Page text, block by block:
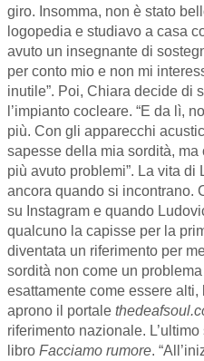
giro. Insomma, non è stato
logopedia e studiavo a casa
avuto un insegnante di
per conto mio e non mi
inutile”. Poi, Chiara decide di
l’impianto cocleare. “E da lì,
più. Con gli apparecchi
sapesse della mia sordità, ma
più avuto problemi”. La vita
ancora quando si incontrano.
su Instagram e quando
qualcuno la capisse per la
diventata un riferimento per
sordità non come un
esattamente come essere
aprono il portale
riferimento nazionale.
libro Facciamo rumore.